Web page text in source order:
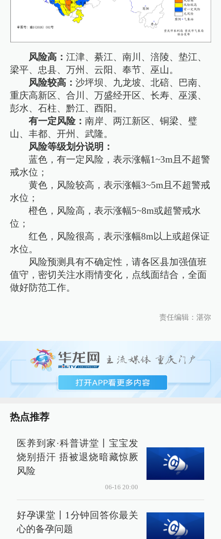
风险高：江津、綦江、南川、涪陵、垫江、
梁平、忠县、万州、云阳、奉节、巫山。
风险较高：沙坪坝、九龙坡、北碚、巴南、
重庆高新区、合川、万盛经开区、长寿、巫溪、
彭水、石柱、黔江、酉阳。
有一定风险：南岸、两江新区、铜梁、璧
山、丰都、开州、武隆。
风险等级划分说明：
蓝色，有一定风险，表示涨幅1~3m且不超警
戒水位；
黄色，风险较高，表示涨幅3~5m且不超警戒
水位；
橙色，风险高，表示涨幅5~8m或超警戒水
位；
红色，风险很高，表示涨幅8m以上或超保证
水位。
风险预测具有不确定性，请各区县加强值班
值守，密切关注水雨情变化，点线面结合，全面
做好防范工作。
责任编辑：湛弥
热点推荐
医养到家·科普讲堂丨宝宝发
烧别捂汗 捂被退烧暗藏惊厥
风险
06-16 20:00
好孕课堂丨1分钟回答你最关
心的备孕问题